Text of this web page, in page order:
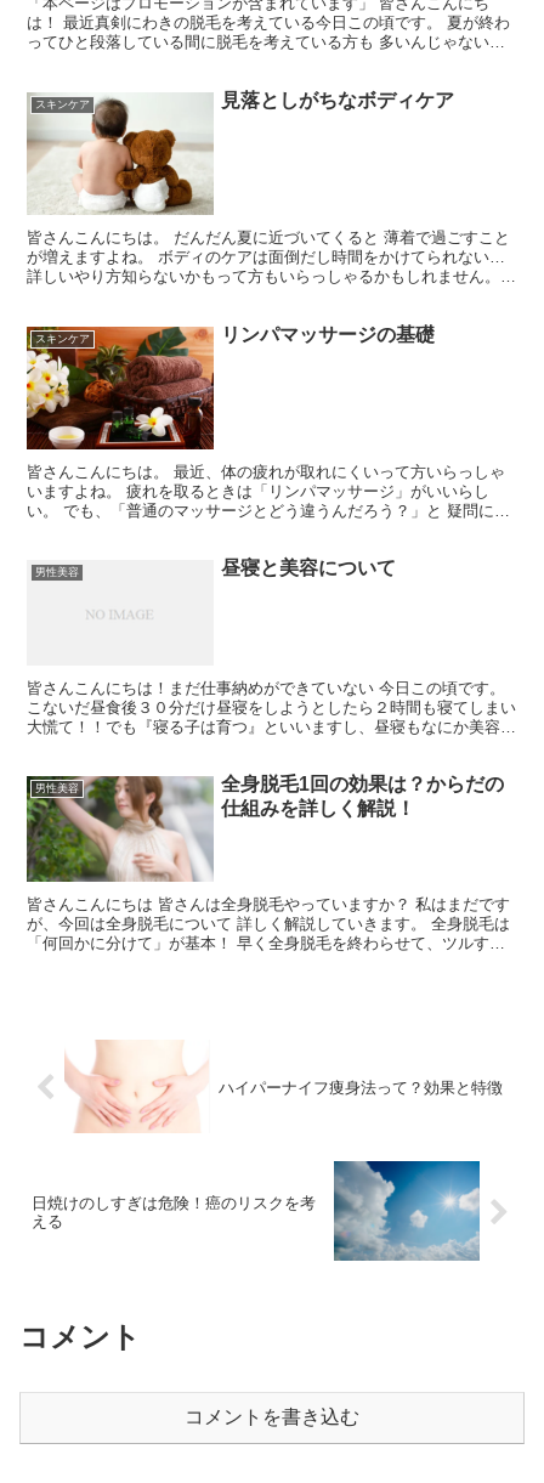
は！ 最近真剣にわきの脱毛を考えている今日この頃です。 夏が終わ
ってひと段落している間に脱毛を考えている方も 多いんじゃないで
スキンケア 見落としがちなボディケア
皆さんこんにちは。 だんだん夏に近づいてくると 薄着で過ごすこと
が増えますよね。 ボディのケアは面倒だし時間をかけてられない…
詳しいやり方知らないかもって方もいらっしゃるかもしれません。
スキンケア リンパマッサージの基礎
皆さんこんにちは。 最近、体の疲れが取れにくいって方いらっしゃ
いますよね。 疲れを取るときは「リンパマッサージ」がいいらし
い。 でも、「普通のマッサージとどう違うんだろう？」と 疑問に思
男性美容 昼寝と美容について
皆さんこんにちは！まだ仕事納めができていない 今日この頃です。
こないだ昼食後３０分だけ昼寝をしようとしたら２時間も寝てしまい
大慌て！！でも『寝る子は育つ』といいますし、昼寝もなにか美容効
男性美容
全身脱毛1回の効果は？からだの
仕組みを詳しく解説！
皆さんこんにちは 皆さんは全身脱毛やっていますか？ 私はまだです
が、今回は全身脱毛について 詳しく解説していきます。 全身脱毛は
「何回かに分けて」が基本！ 早く全身脱毛を終わらせて、ツルすべ
ハイパーナイフ痩身法って？効果と特徴
日焼けのしすぎは危険！癌のリスクを考
える
コメント
コメントを書き込む